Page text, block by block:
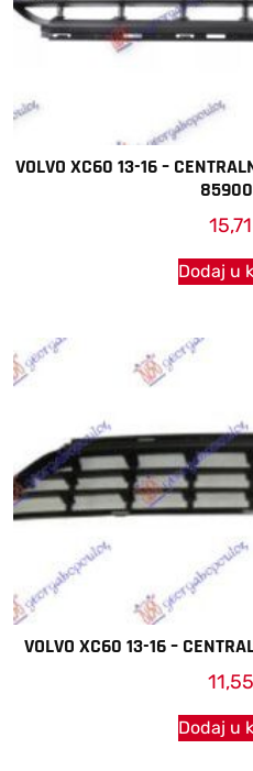
VOLVO XC60 13-16 –
15,71
Dodaj u
VOLVO XC60 13-16 –
11,55
Dodaj u